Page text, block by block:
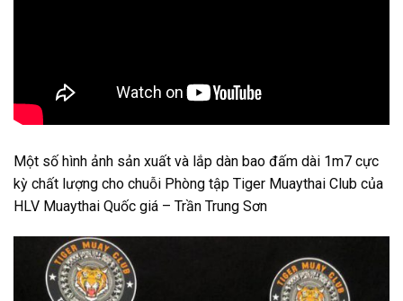
Một số hình ảnh sản xuất và lắp dàn bao đấm dài 1m7 cực
kỳ chất lượng cho chuỗi Phòng tập Tiger Muaythai Club của
HLV Muaythai Quốc giá – Trần Trung Sơn